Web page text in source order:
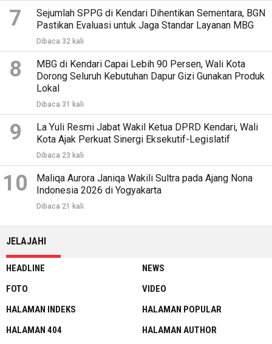
7
Sejumlah SPPG di Kendari Dihentikan Sementara, BGN
Pastikan Evaluasi untuk Jaga Standar Layanan MBG
Dibaca 32 kali
8
MBG di Kendari Capai Lebih 90 Persen, Wali Kota
Dorong Seluruh Kebutuhan Dapur Gizi Gunakan Produk
Lokal
Dibaca 31 kali
9
La Yuli Resmi Jabat Wakil Ketua DPRD Kendari, Wali
Kota Ajak Perkuat Sinergi Eksekutif-Legislatif
Dibaca 23 kali
10
Maliqa Aurora Janiqa Wakili Sultra pada Ajang Nona
Indonesia 2026 di Yogyakarta
Dibaca 21 kali
JELAJAHI
HEADLINE
NEWS
FOTO
VIDEO
HALAMAN INDEKS
HALAMAN POPULAR
HALAMAN 404
HALAMAN AUTHOR